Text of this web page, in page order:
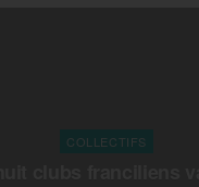
COLLECTIFS